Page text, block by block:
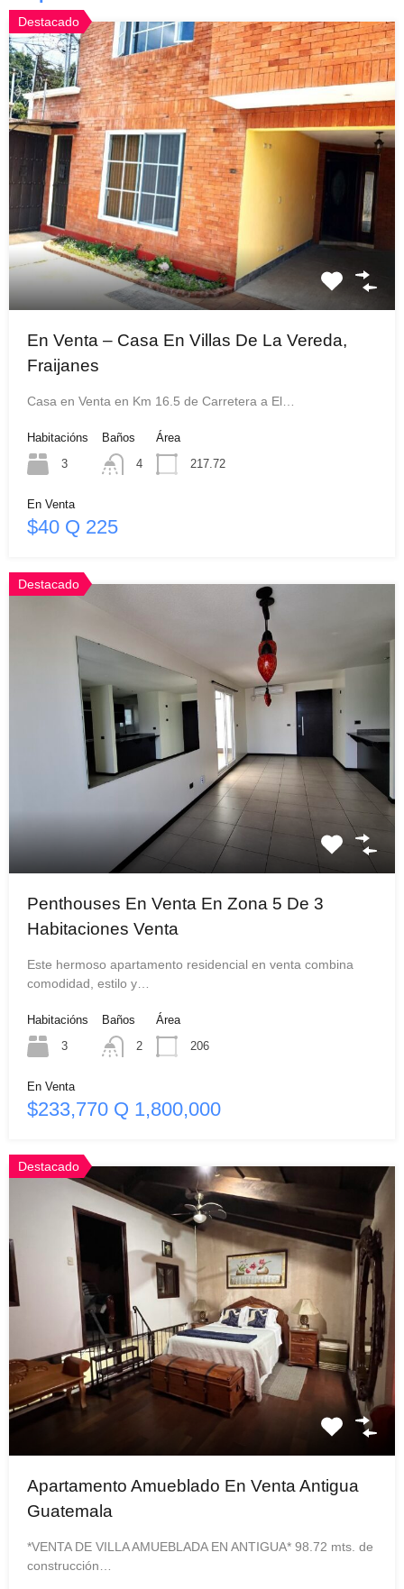
Destacado
En Venta – Casa En Villas De La Vereda,
Fraijanes
Casa en Venta en Km 16.5 de Carretera a El…
Habitacións
3
Baños
4
Área
217.72
En Venta
$40 Q 225
Destacado
Penthouses En Venta En Zona 5 De 3
Habitaciones Venta
Este hermoso apartamento residencial en venta combina
comodidad, estilo y…
Habitacións
3
Baños
2
Área
206
En Venta
$233,770 Q 1,800,000
Destacado
Apartamento Amueblado En Venta Antigua
Guatemala
*VENTA DE VILLA AMUEBLADA EN ANTIGUA* 98.72 mts. de
construcción…